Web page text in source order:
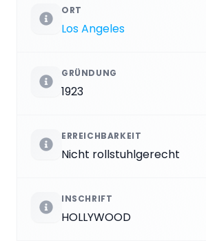
ORT
Los Angeles
GRÜNDUNG
1923
ERREICHBARKEIT
Nicht rollstuhlgerecht
INSCHRIFT
HOLLYWOOD